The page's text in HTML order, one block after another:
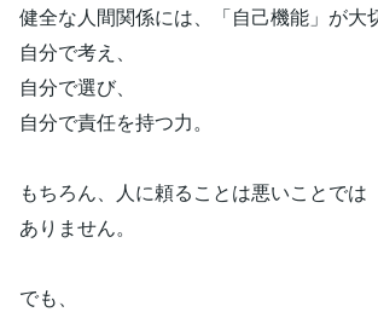
健全な人間関係には、「自己機能」が大
自分で考え、
自分で選び、
自分で責任を持つ力。
もちろん、人に頼ることは悪いことでは
ありません。
でも、